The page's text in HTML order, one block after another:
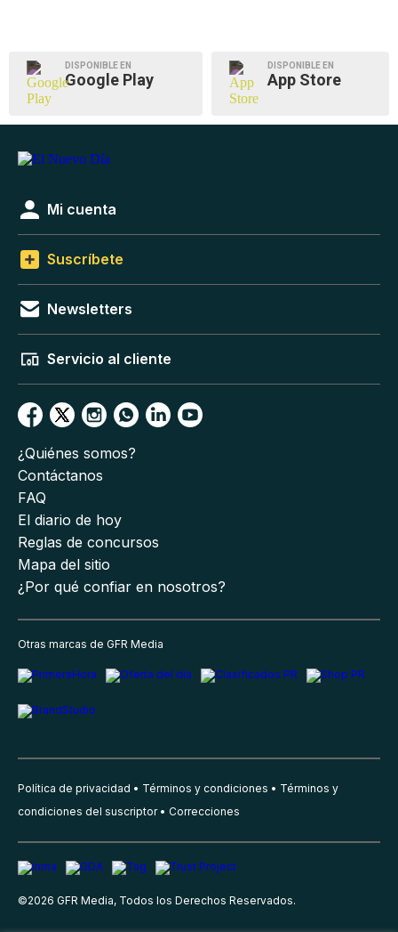
DISPONIBLE EN
Google Play
DISPONIBLE EN
App Store
Mi cuenta
Suscríbete
Newsletters
Servicio al cliente
¿Quiénes somos?
Contáctanos
FAQ
El diario de hoy
Reglas de concursos
Mapa del sitio
¿Por qué confiar en nosotros?
Otras marcas de GFR Media
Política de privacidad Términos y condiciones
Términos y
condiciones del suscriptor
Correcciones
©2026 GFR Media, Todos los Derechos Reservados.